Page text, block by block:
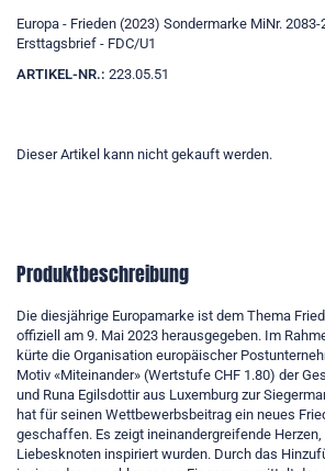
Europa - Frieden (2023) Sondermarke MiNr.
Ersttagsbrief - FDC/U1
ARTIKEL-NR.: 223.05.51
Dieser Artikel kann nicht gekauft werden.
Produktbeschreibung
Die diesjährige Europamarke ist dem Thema
offiziell am 9. Mai 2023 herausgegeben. Im
kürte die Organisation europäischer
Motiv «Miteinander» (Wertstufe CHF 1.80) der
und Runa Egilsdottir aus Luxemburg zur
hat für seinen Wettbewerbsbeitrag ein neues
geschaffen. Es zeigt ineinandergreifende
Liebesknoten inspiriert wurden. Durch das